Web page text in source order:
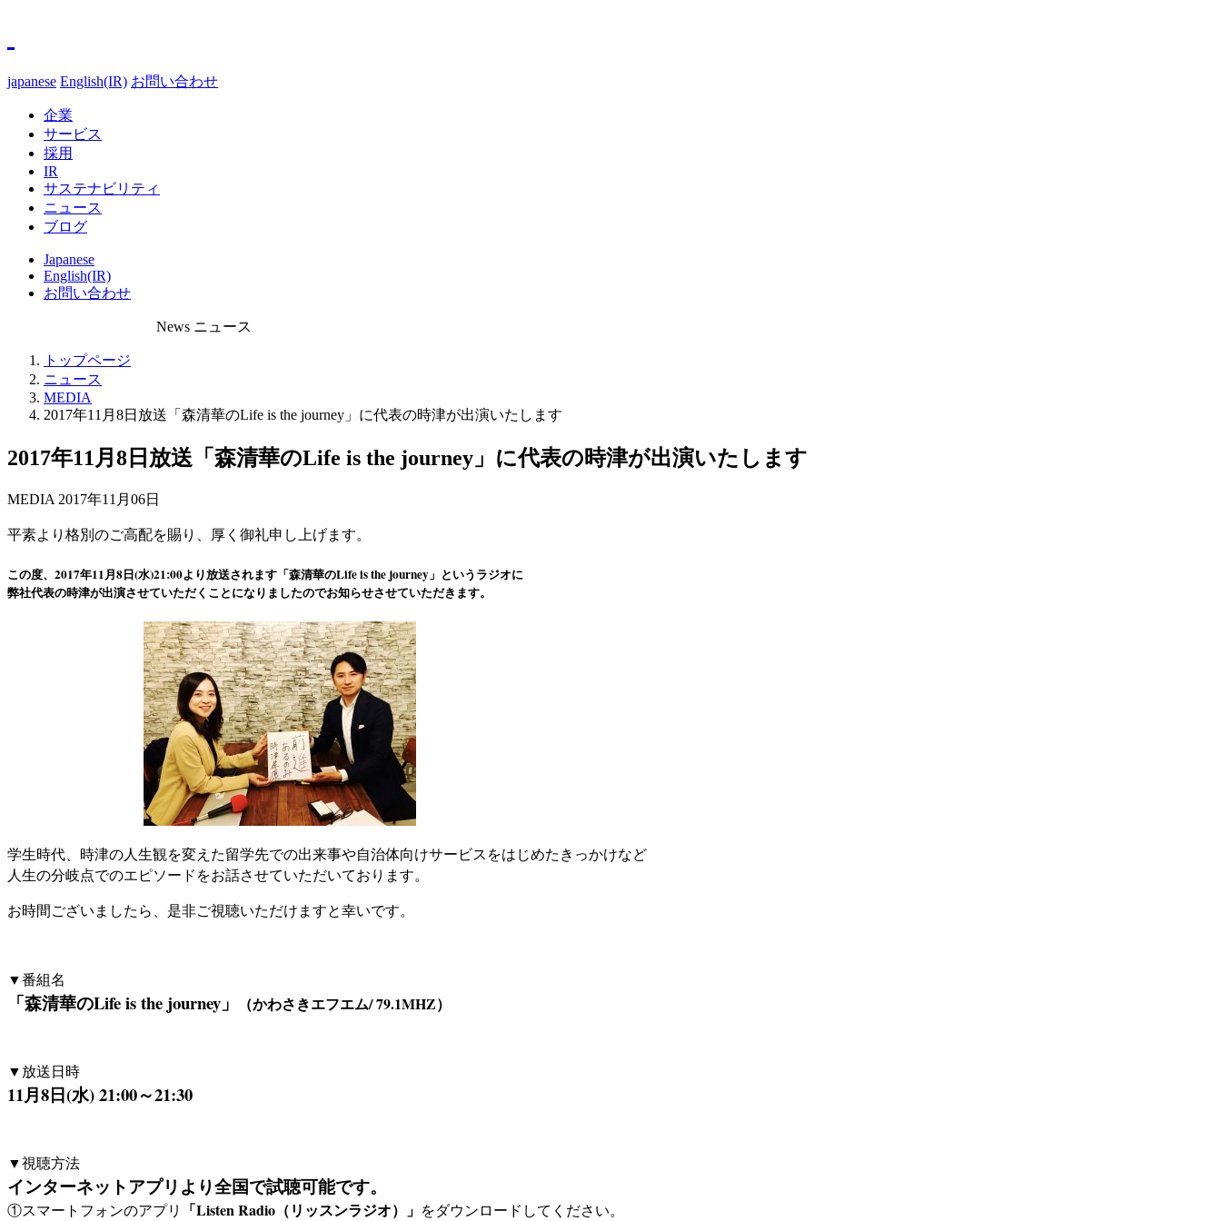
japanese English(IR) お問い合わせ
企業
サービス
採用
IR
サステナビリティ
ニュース
ブログ
Japanese
English(IR)
お問い合わせ
News ニュース
トップページ
ニュース
MEDIA
2017年11月8日放送「森清華のLife is the journey」に代表の時津が出演いたします
2017年11月8日放送「森清華のLife is the journey」に代表の時津が出演いたします
MEDIA 2017年11月06日
平素より格別のご高配を賜り、厚く御礼申し上げます。
この度、2017年11月8日(水)21:00より放送されます「森清華のLife is the journey」というラジオに
弊社代表の時津が出演させていただくことになりましたのでお知らせさせていただきます。
学生時代、時津の人生観を変えた留学先での出来事や自治体向けサービスをはじめたきっかけなど
人生の分岐点でのエピソードをお話させていただいております。
お時間ございましたら、是非ご視聴いただけますと幸いです。
▼番組名
「森清華のLife is the journey」 （かわさきエフエム/ 79.1MHZ）
▼放送日時
11月8日(水) 21:00～21:30
▼視聴方法
インターネットアプリより全国で試聴可能です。
①スマートフォンのアプリ 「Listen Radio（リッスンラジオ）」 をダウンロードしてください。